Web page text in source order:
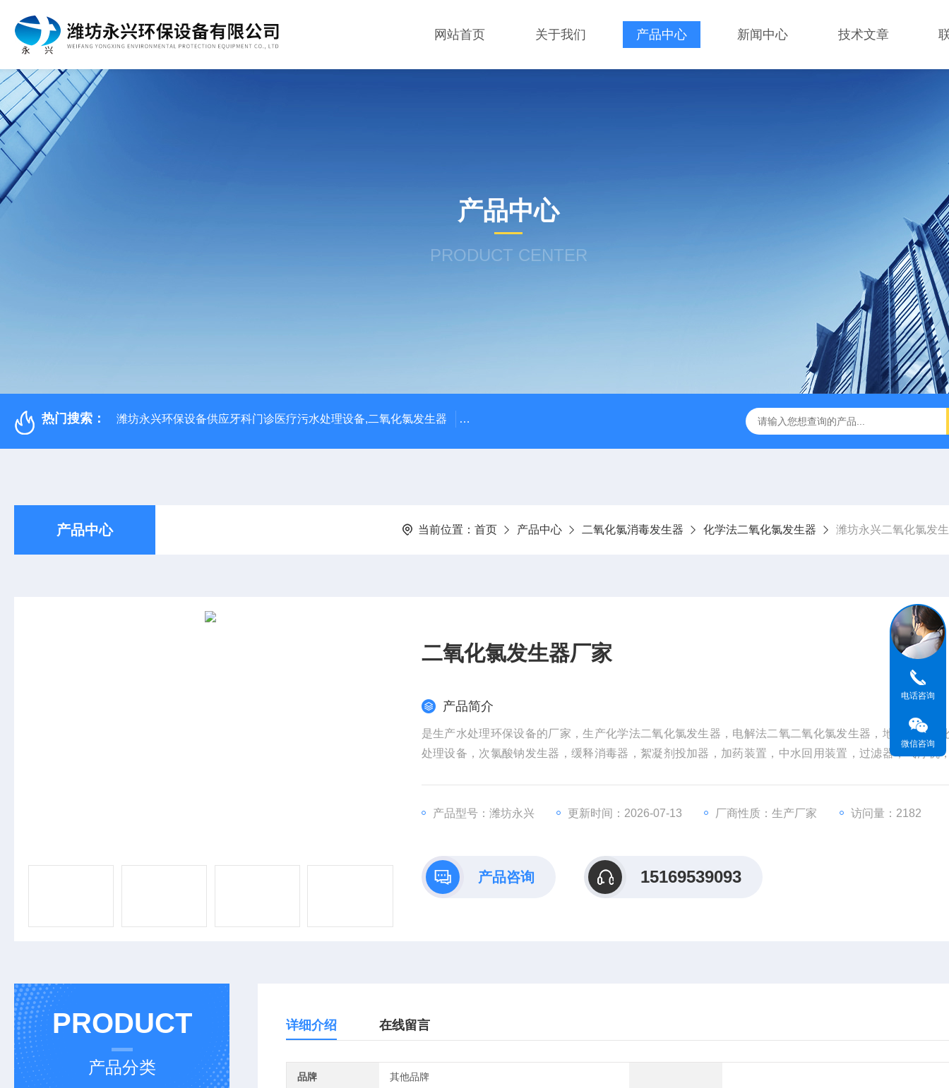
网站首页 关于我们 产品中心 新闻中心 技术文章
产品中心
PRODUCT CENTER
热门搜索： 潍坊永兴环保设备供应牙科门诊医疗污水处理设备,二氧化氯发生器 潍坊永兴环保设备公司供应四川成都一体化污水处理设备 电解法次氯酸钠发生器 二氧化氯发
产品中心 当前位置： 首页 产品中心 二氧化氯消毒发生器 化学法二氧化氯发生器 潍坊永兴二氧化氯发
二氧化氯发生器厂家
产品简介
是生产水处理环保设备的厂家，生产化学法二氧化氯发生器，电解法二氧二氧化氯发生器，地埋式一体
处理设备，次氯酸钠发生器，缓释消毒器，絮凝剂投加器，加药装置，中水回用装置，过滤器，气浮机
产品型号：潍坊永兴 更新时间：2026-07-13 厂商性质：生产厂家 访问量：2182
产品咨询 15169539093
PRODUCT
产品分类
详细介绍 在线留言
品牌 其他品牌
电话咨询
微信咨询